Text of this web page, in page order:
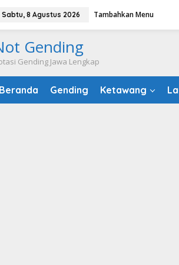
Sabtu, 8 Agustus 2026 Tambahkan Menu
Gending
Gending Jawa Lengkap
Beranda Gending Ketawang